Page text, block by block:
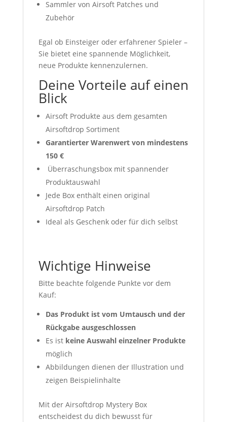
Sammler von Airsoft Patches und
Zubehör
Egal ob Einsteiger oder erfahrener Spieler –
Sie bietet eine spannende Möglichkeit,
neue Produkte kennenzulernen.
Deine Vorteile auf einen
Blick
Airsoft Produkte aus dem gesamten
Airsoftdrop Sortiment
Garantierter Warenwert von mindestens
150 €
Überraschungsbox mit spannender
Produktauswahl
Jede Box enthält einen original
Airsoftdrop Patch
Ideal als Geschenk oder für dich selbst
Wichtige Hinweise
Bitte beachte folgende Punkte vor dem
Kauf:
Das Produkt ist vom Umtausch und der
Rückgabe ausgeschlossen
Es ist keine Auswahl einzelner Produkte
möglich
Abbildungen dienen der Illustration und
zeigen Beispielinhalte
Mit der Airsoftdrop Mystery Box
entscheidest du dich bewusst für